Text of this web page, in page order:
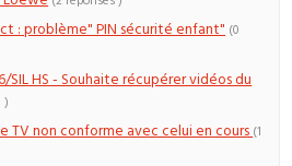
: problème" PIN sécurité enfant" (0
SIL HS - Souhaite récupérer vidéos du
)
TV non conforme avec celui en cours(1